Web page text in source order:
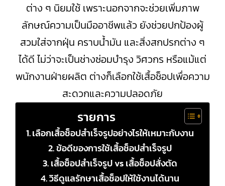
ต่าง ๆ นิยมใช้ เพราะนอกจากจะช่วยเพิ่มภาพ
ลักษณ์ความเป็นมืออาชีพแล้ว ยังช่วยปกป้องผู้
สวมใส่จากฝุ่น คราบน้ำมัน และสิ่งสกปรกต่าง ๆ
ได้ดี ไม่ว่าจะเป็นช่างซ่อมบำรุง วิศวกร หรือแม้แต่
พนักงานฝ่ายผลิต ต่างก็เลือกใช้เสื้อช็อปเพื่อความ
สะดวกและความปลอดภัย
รายการ
เลือกเสื้อช็อปสำเร็จรูปอย่างไรให้เหมาะกับงาน
ข้อดีของการใช้เสื้อช็อปสำเร็จรูป
เสื้อช็อปสำเร็จรูป vs เสื้อช็อปสั่งตัด
วิธีดูแลรักษาเสื้อช็อปให้ใช้งานได้นาน